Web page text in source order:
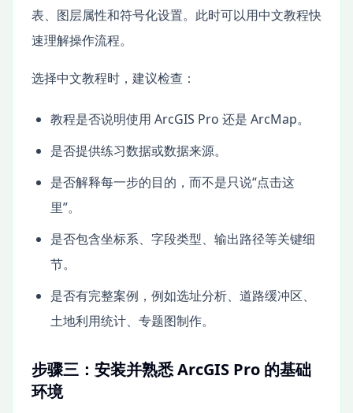
表、图层属性和符号化设置。此时可以用中文教程快
速理解操作流程。
选择中文教程时，建议检查：
教程是否说明使用 ArcGIS Pro 还是 ArcMap。
是否提供练习数据或数据来源。
是否解释每一步的目的，而不是只说“点击这
里”。
是否包含坐标系、字段类型、输出路径等关键细
节。
是否有完整案例，例如选址分析、道路缓冲区、
土地利用统计、专题图制作。
步骤三：安装并熟悉 ArcGIS Pro 的基础
环境